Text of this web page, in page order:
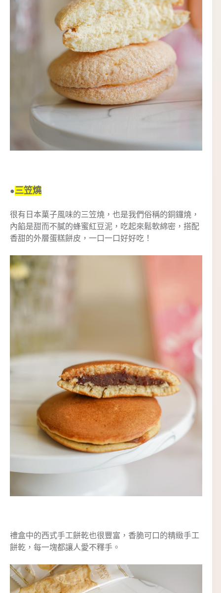
●三笠燒
很有日本菓子風味的三笠燒，也是我們俗稱的銅鑼燒，
內餡是甜而不膩的蜂蜜紅豆泥，吃起來鬆軟綿密，搭配
香甜的外層蛋糕餅皮，一口一口好好吃！
禮盒中的西式手工餅乾也很豐富，香脆可口的精緻手工
餅乾，每一塊都讓人愛不釋手。